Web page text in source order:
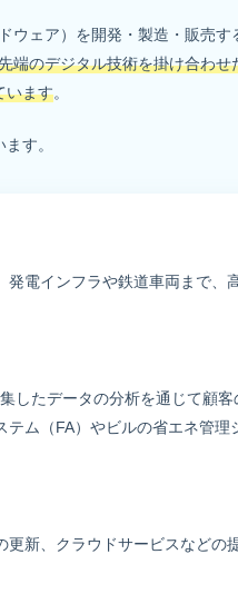
ウェア）を開発・製造・販売す
端のデジタル技術を掛け合わせ
います。
す。
電インフラや鉄道車両まで、
したデータの分析を通じて顧客
ム（FA）やビルの省エネ管理
新、クラウドサービスなどの